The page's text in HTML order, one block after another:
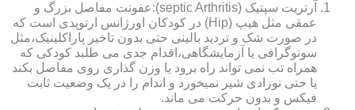
آرتریت سپتیک (septic Arthritis):عفونت مفاصل بزرگ و
عمقی مثل هیپ (Hip) در کودکان اورژانس ارتوپدی است که
در صورت شک و تردید بالینی حتی بدون تاخیر پاراکلینیک،مثل
سونوگرافی یا آزمایشگاهی،اقدام جدی می طلبد کودکی که
همراه تب نمی تواند راه برود یا وزن گذاری روی مفاصل بکند
یا حتی نوزادی شیر نمیخورد و اندام را در یک وضعیت ثابت
فیکس و بدون حرکت می ماند.